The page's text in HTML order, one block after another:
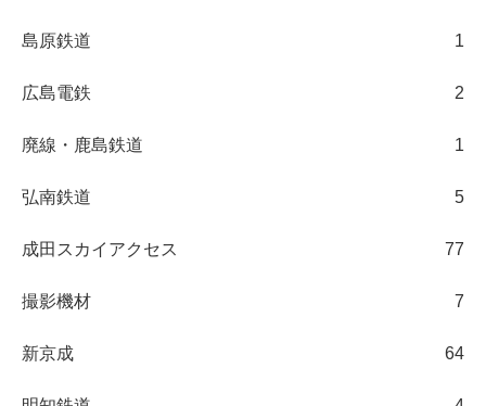
島原鉄道 1
広島電鉄 2
廃線・鹿島鉄道 1
弘南鉄道 5
成田スカイアクセス 77
撮影機材 7
新京成 64